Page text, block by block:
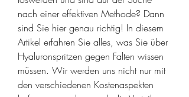
nach einer effektiven Methode? Dann
sind Sie hier genau richtig! In diesem
Artikel erfahren Sie alles, was Sie über
Hyaluronspritzen gegen Falten wissen
müssen. Wir werden uns nicht nur mit
den verschiedenen Kostenaspekten